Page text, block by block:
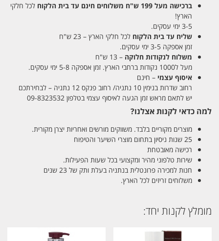
ברכישה מעל 199 ש"ח משלוחים חינם עד בית הלקוח לכל חלקי
הארץ!
3-5 ימי עסקים.
שליח עד בית הלקוח לכל חלקי הארץ – 23 ש"ח
זמן אספקה 3-5 ימי עסקים.
משלוח לנקודות חלוקה – 13 ש"ח
מעל ל1000 נקודות ברחבי הארץ. זמן אספקה 5-8 ימי עסקים.
איסוף עצמי – חינם
רחוב שדרות בנימין 10 נתניה/ רחוב פנקס 12 נתניה – לבחירתכם
יש לתאם מראש זמן הגעה לאיסוף עצמי בטלפון 09-8323532
למה כדאי לקנות אצלנו?
מוצרים מקוריים בלבד. משווקים מורשים ואחריות יצרן מקורית.
25 שנות ניסיון בתחום מוצרי השיער והטיפוח
רכישה מאובטחת
שירות טלפוני מהיר ומקצועי בכל שעות הפעילות.
חנות למכירה פרונטלית בנתניה בעלת ותק של 23 שנים
משלוחים זריזים לכל הארץ.
מומלץ לקנות יחד: